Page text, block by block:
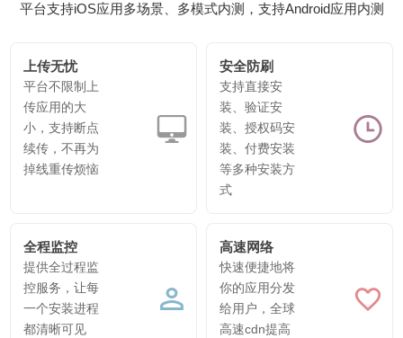
平台支持iOS应用多场景、多模式内测，支持Android应用内测
上传无忧
平台不限制上
传应用的大
小，支持断点
续传，不再为
掉线重传烦恼
安全防刷
支持直接安
装、验证安
装、授权码安
装、付费安装
等多种安装方
式
全程监控
提供全过程监
控服务，让每
一个安装进程
都清晰可见
高速网络
快速便捷地将
你的应用分发
给用户，全球
高速cdn提高